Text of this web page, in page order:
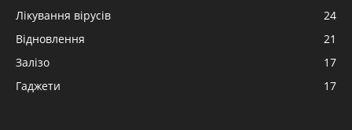
Лікування вірусів
24
Відновлення
21
Залізо
17
Гаджети
17